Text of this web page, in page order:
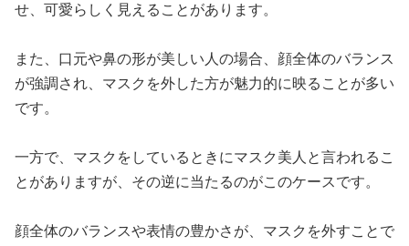
せ、可愛らしく見えることがあります。
また、口元や鼻の形が美しい人の場合、顔全体のバランス
が強調され、マスクを外した方が魅力的に映ることが多い
です。
一方で、マスクをしているときにマスク美人と言われるこ
とがありますが、その逆に当たるのがこのケースです。
顔全体のバランスや表情の豊かさが、マスクを外すことで